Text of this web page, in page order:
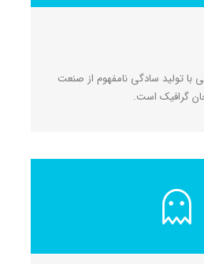
با تولید سادگی نامفهوم از صنعت
گرافیک است.